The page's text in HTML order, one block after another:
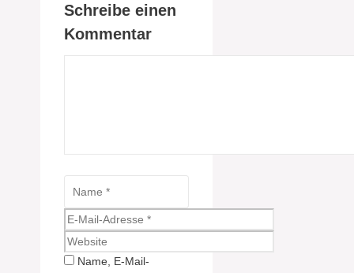
Schreibe einen
Kommentar
E-
Mail-
Adresse
Website
Name, E-Mail-